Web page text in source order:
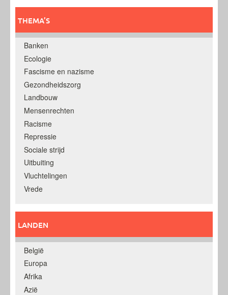
THEMA’S
Banken
Ecologie
Fascisme en nazisme
Gezondheidszorg
Landbouw
Mensenrechten
Racisme
Repressie
Sociale strijd
Uitbuiting
Vluchtelingen
Vrede
LANDEN
België
Europa
Afrika
Azië